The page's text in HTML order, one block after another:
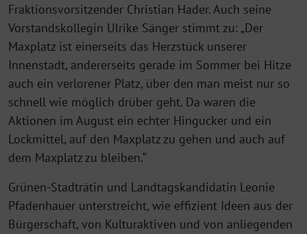
Fraktionsvorsitzender Christian Hader. Auch seine
Vorstandskollegin Ulrike Sänger stimmt zu: „Der
Maxplatz ist einerseits das Herzstück unserer
Innenstadt, andererseits gerade im Sommer bei Hitze
auch ein verlorener Platz, über den man meist nur so
schnell wie möglich drüber geht. Da waren die
Aktionen im August ein echter Hingucker und ein
Lockmittel, auf den Maxplatz zu gehen und auch auf
dem Maxplatz zu bleiben.“
Grünen-Stadträtin und Landtagskandidatin Leonie
Pfadenhauer unterstreicht, wie effizient Ideen aus der
Bürgerschaft, von Kulturaktiven und von anliegenden